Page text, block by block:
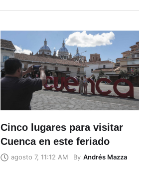
Cinco lugares para visitar
Cuenca en este feriado
agosto 7, 11:12 AM By Andrés Mazza